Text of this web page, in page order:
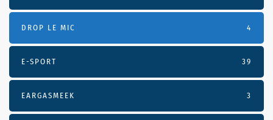
DROP LE MIC 4
E-SPORT 39
EARGASMEEK 3